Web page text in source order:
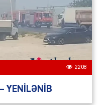
2208
YENİLƏNİB